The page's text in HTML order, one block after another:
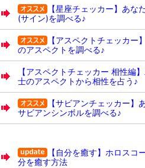
【星座チェッカー】あな
(サイン)を調べる♪
【アスペクトチェッカー
のアスペクトを調べる♪
【アスペクトチェッカー 相性編
士のアスペクトから相性を占う♪
【サビアンチェッカー
サビアンシンボルを調べる♪
【自分を癒す】ホロスコ
分を癒す方法